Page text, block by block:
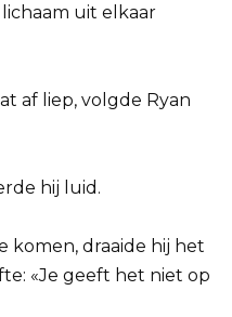
uit elkaar
af liep, volgde Ryan
hij luid.
komen, draaide hij het
«Je geeft het niet op